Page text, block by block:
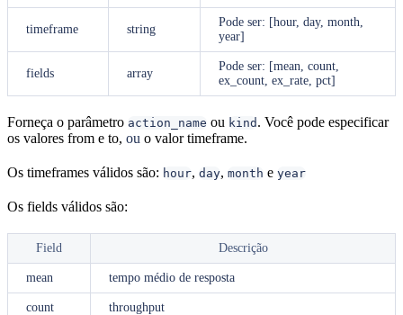
timeframe string
Pode ser: [hour, day, month,
year]
fields array
Pode ser: [mean, count,
ex_count, ex_rate, pct]
Forneça o parâmetro action_name ou kind . Você pode especificar
os valores from e to, ou o valor timeframe.
Os timeframes válidos são: hour, day, month e year
Os fields válidos são:
Field Descrição
mean tempo médio de resposta
count throughput